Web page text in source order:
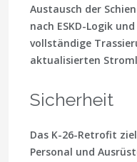
Austausch der
nach ESKD-Logik
vollständige
aktualisierten
Sicherheit
Das K-26-Retrofit
Personal und